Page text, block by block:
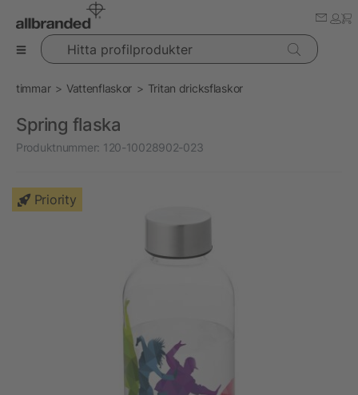
Hitta profilprodukter
timmar Vattenflaskor Tritan dricksflaskor
Spring flaska
Produktnummer: 120-10028902-023
Priority